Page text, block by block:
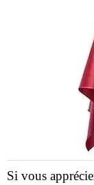
Si vous